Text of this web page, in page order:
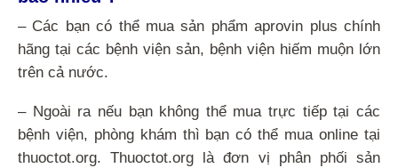
– Các bạn có thể mua sản phẩm aprovin plus chính
hãng tại các bệnh viện sản, bệnh viện hiếm muộn lớn
trên cả nước.
– Ngoài ra nếu bạn không thể mua trực tiếp tại các
bệnh viện, phòng khám thì bạn có thể mua online tại
thuoctot.org. Thuoctot.org là đơn vị phân phối sản